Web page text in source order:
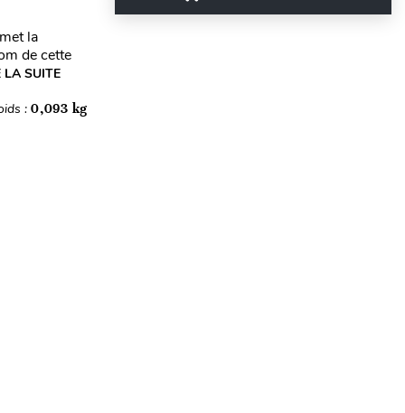
la
de cette
LA SUITE
:0,093 kg